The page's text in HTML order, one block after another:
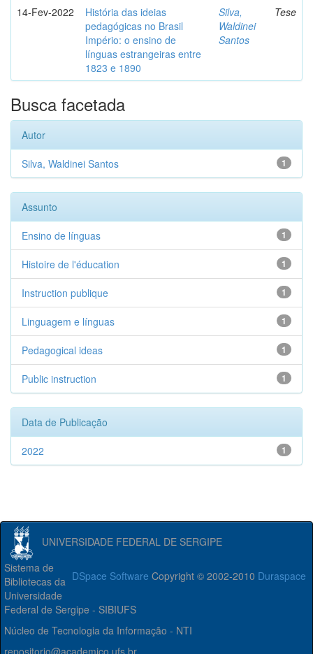
14-Fev-2022
História das ideias
pedagógicas no Brasil
Império: o ensino de
línguas estrangeiras entre
1823 e 1890
Silva,
Waldinei
Santos
Tese
Busca facetada
Autor
1
Silva, Waldinei Santos
Assunto
1
Ensino de línguas
1
Histoire de l'éducation
1
Instruction publique
1
Linguagem e línguas
1
Pedagogical ideas
1
Public instruction
Data de Publicação
1
2022
UNIVERSIDADE FEDERAL DE SERGIPE
DSpace Software Copyright © 2002-2010 Duraspace
Sistema de
Bibliotecas da
Universidade
Federal de Sergipe - SIBIUFS
Núcleo de Tecnologia da Informação - NTI
repositorio@academico.ufs.br